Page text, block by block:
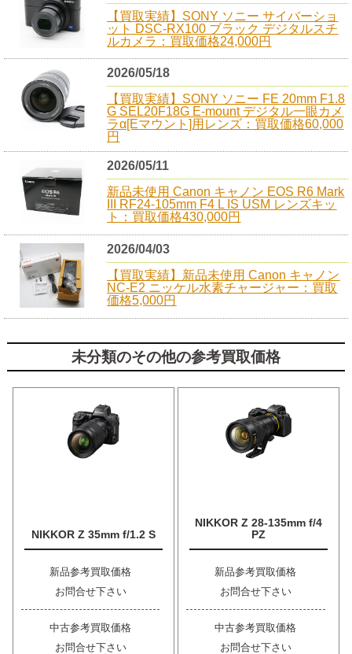
【買取実績】SONY ソニー サイバーショ
ット DSC-RX100 ブラック デジタルスチ
ルカメラ：買取価格24,000円
2026/05/18
【買取実績】SONY ソニー FE 20mm F1.8
G SEL20F18G E-mount デジタル一眼カメ
ラα[Eマウント]用レンズ：買取価格60,000
円
2026/05/11
新品未使用 Canon キャノン EOS R6 Mark
III RF24-105mm F4 L IS USM レンズキッ
ト：買取価格430,000円
2026/04/03
【買取実績】新品未使用 Canon キャノン
NC-E2 ニッケル水素チャージャー：買取
価格5,000円
未分類のその他の参考買取価格
NIKKOR Z 35mm f/1.2 S
新品参考買取価格
お問合せ下さい
中古参考買取価格
お問合せ下さい
NIKKOR Z 28-135mm f/4
PZ
新品参考買取価格
お問合せ下さい
中古参考買取価格
お問合せ下さい